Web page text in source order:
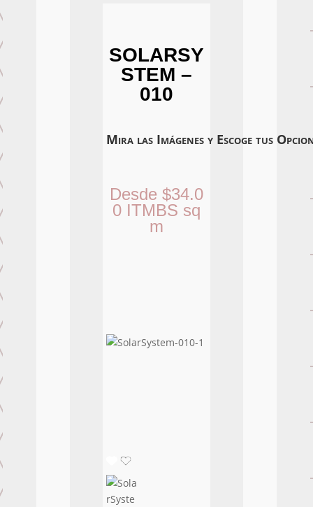
SOLARSY
STEM –
010
Mira las Imágenes y Escoge tus
Desde $34.0
0 ITMBS sq
m